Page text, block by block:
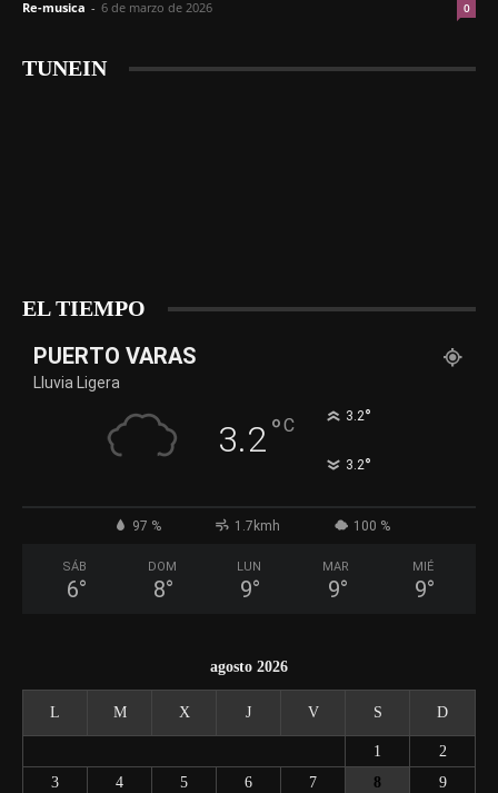
Re-musica - 6 de marzo de 2026 0
TUNEIN
EL TIEMPO
PUERTO VARAS
Lluvia Ligera
3.2°C 3.2°
3.2°
97 % 1.7kmh 100 %
SÁB
6°
DOM
8°
LUN
9°
MAR
9°
MIÉ
9°
agosto 2026
L M X J V S D
1
2
3
4 5 6 7 8
9